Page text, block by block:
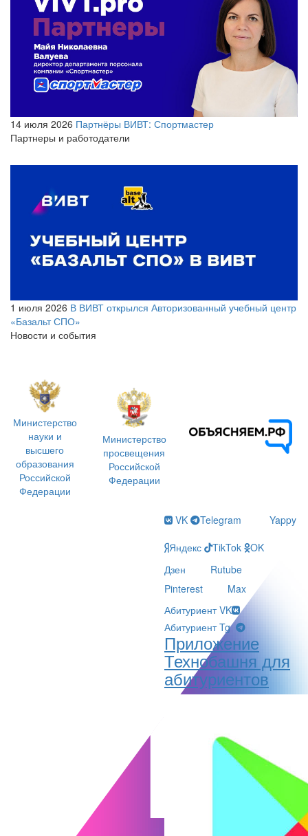
14 июля 2026 Партнёры ВИВТ: Спортмастер
Партнеры и работодатели
1 июля 2026 В ВИВТ открылся Авторизованный учебный центр
«Базальт СПО»
Новости и события
Министерство
науки и
высшего
образования
Российской
Федерации
Министерство
просвещения
Российской
Федерации
VK Telegram
Yappy
Яндекс
TikTok
OK
Дзен
Rutube
Pinterest
Max
Абитуриент VK
Абитуриент Tg
Приложение
Технобашня для
абитуриентов